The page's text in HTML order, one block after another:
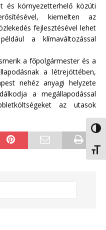
és környezetterhelő közúti
kiemelten az
fejlesztésével lehet
a klímaváltozással
a főpolgármester és a
a létrejöttében,
nehéz anyagi helyzete
a megállapodással
az utasok